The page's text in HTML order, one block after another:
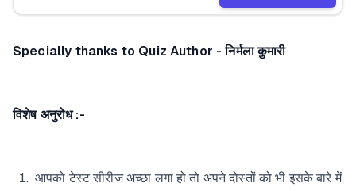
Specially thanks to Quiz Author - निर्मला कुमारी
विशेष अनुरोध :-
आपको टेस्ट सीरीज अच्छा लगा हो तो अपने दोस्तों को भी इसके बारे में